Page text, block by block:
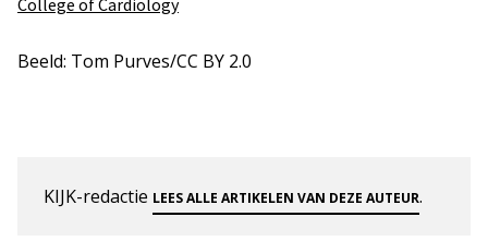
College of Cardiology
Beeld: Tom Purves/CC BY 2.0
KIJK-redactie LEES ALLE ARTIKELEN VAN DEZE AUTEUR.